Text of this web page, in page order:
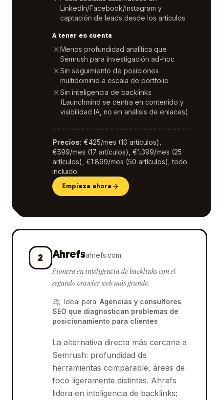
LinkedIn/Facebook/Instagram y
captación de leads desde los artículos
A tener en cuenta
Menos profundidad analítica que
Semrush para investigación ad-hoc
Sin seguimiento de posiciones
multidominio a escala de portfolio
Sin inteligencia de backlinks
(Launchmind se centra en contenido y
visibilidad IA, no en análisis de enlaces)
Precios: €425/mes (10 artículos),
€599/mes (17 artículos), €1.399/mes (25
artículos), €1.899/mes (50 artículos), todo
incluido
Empieza ahora
2 Ahrefsahrefs.com
Pionero en inteligencia de backlinks con el
segundo crawler web más grande.
Ideal para: Agencias y consultores
SEO que diagnostican problemas de
posicionamiento para clientes
La alternativa directa más cercana a
Semrush: profundidad de
herramientas comparable, áreas de
foco ligeramente distintas. Ahrefs
lidera en inteligencia de backlinks;